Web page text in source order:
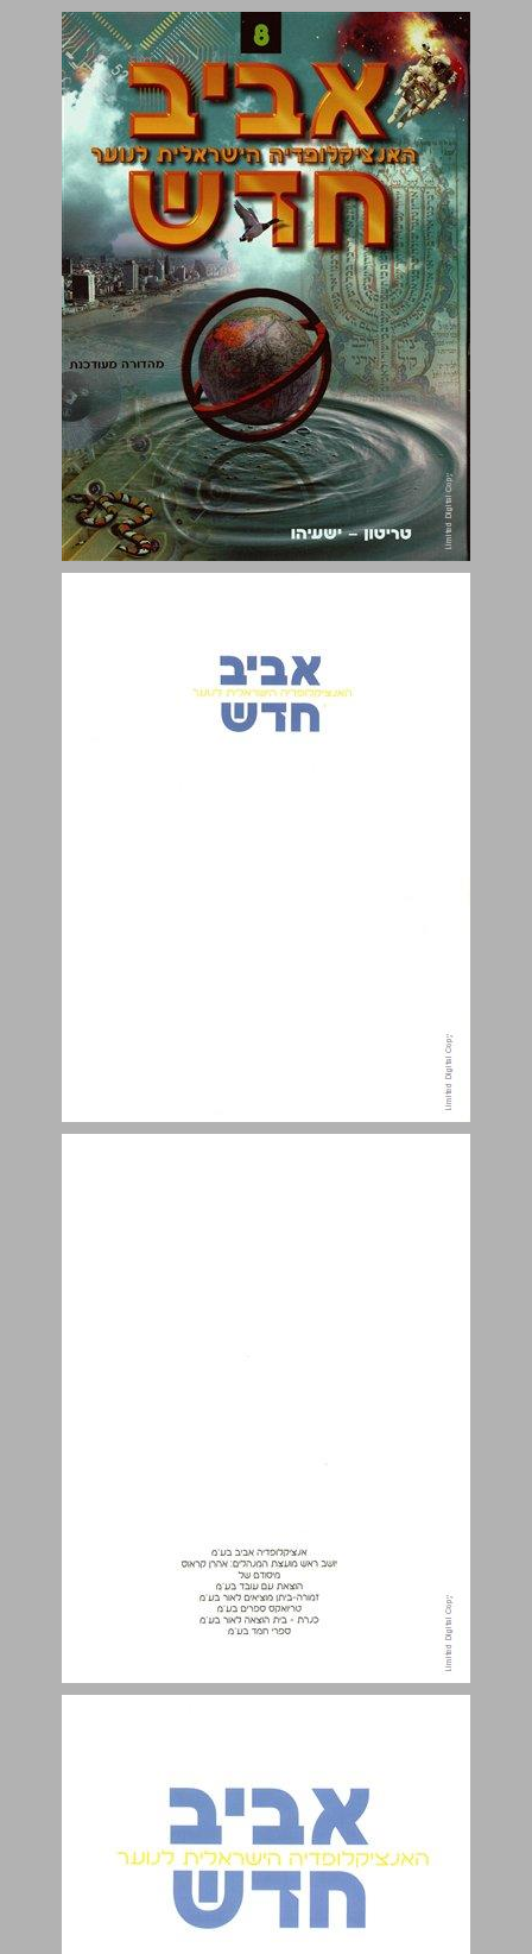
אביב חדש 8 ... 0